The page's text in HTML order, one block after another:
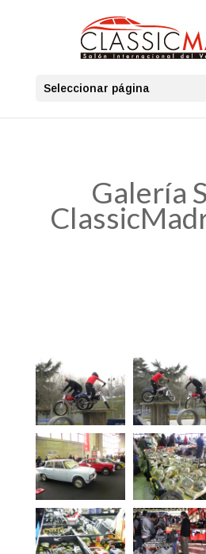
Seleccionar página
Galería